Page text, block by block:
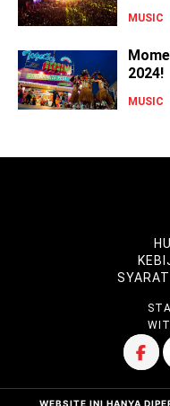
MUSIC
2024!
MUSIC
WEBSITE INI HANYA